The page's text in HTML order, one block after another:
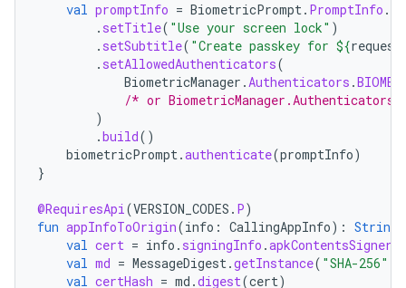
val promptInfo = BiometricPrompt. PromptInfo .
. setTitle( "Use your screen lock" )
. setSubtitle( "Create passkey for ${request
. setAllowedAuthenticators(
BiometricManager .Authenticators .
/* or
)
.build()
biometricPrompt.authenticate(promptInfo)
}
@RequiresApi(VERSION_CODES . P)
fun appInfoToOrigin(info : CallingAppInfo): String
val cert = info . signingInfo .apkContentsSigners
val md = MessageDigest.getInstance( "SHA-256"
val certHash = md .digest(cert)